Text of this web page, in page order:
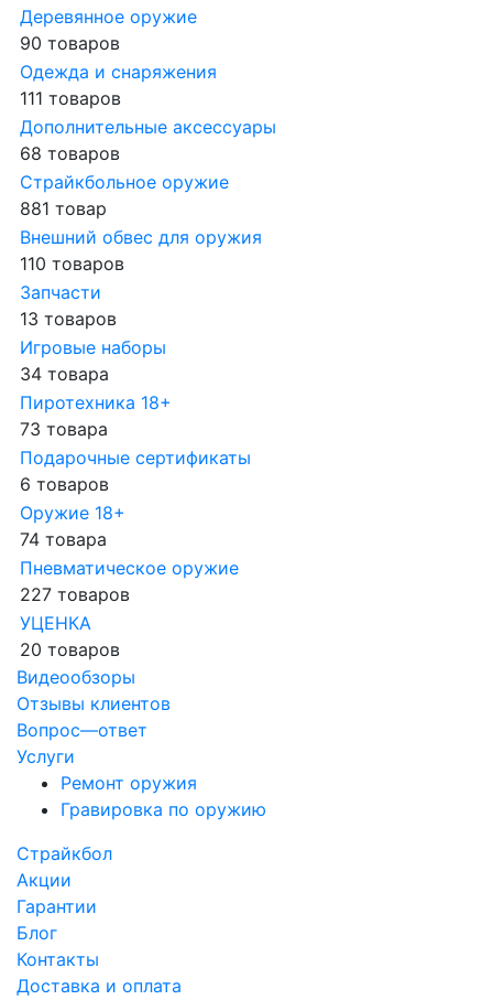
Деревянное оружие
90 товаров
Одежда и снаряжения
111 товаров
Дополнительные аксессуары
68 товаров
Страйкбольное оружие
881 товар
Внешний обвес для оружия
110 товаров
Запчасти
13 товаров
Игровые наборы
34 товара
Пиротехника 18+
73 товара
Подарочные сертификаты
6 товаров
Оружие 18+
74 товара
Пневматическое оружие
227 товаров
УЦЕНКА
20 товаров
Видеообзоры
Отзывы клиентов
Вопрос—ответ
Услуги
Ремонт оружия
Гравировка по оружию
Страйкбол
Акции
Гарантии
Блог
Контакты
Доставка и оплата